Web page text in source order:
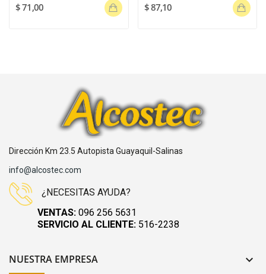
$ 71,00 $ 87,10
Dirección Km 23.5 Autopista Guayaquil-Salinas
info@alcostec.com
¿NECESITAS AYUDA?
VENTAS: 096 256 5631
SERVICIO AL CLIENTE: 516-2238
NUESTRA EMPRESA 